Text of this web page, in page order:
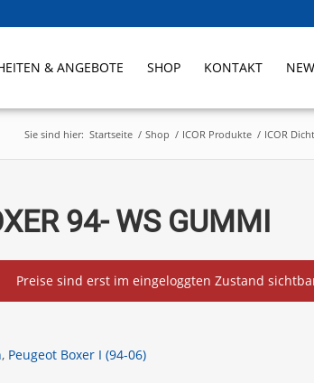
& ANGEBOTE SHOP KONTAKT
Sie sind hier: Startseite / Shop / ICOR Produkte / ICOR
94- WS GUMMI
Preise sind erst im eingeloggten Zustand
, Peugeot Boxer I (94-06)